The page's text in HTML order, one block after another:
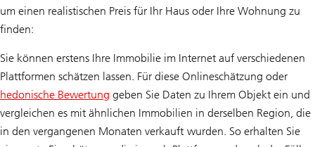
um einen realistischen Preis für Ihr Haus oder Ihre Wohnung zu
finden:
Sie können erstens Ihre Immobilie im Internet auf verschiedenen
Plattformen schätzen lassen. Für diese Onlineschätzung oder
hedonische Bewertung geben Sie Daten zu Ihrem Objekt ein und
vergleichen es mit ähnlichen Immobilien in derselben Region, die
in den vergangenen Monaten verkauft wurden. So erhalten Sie